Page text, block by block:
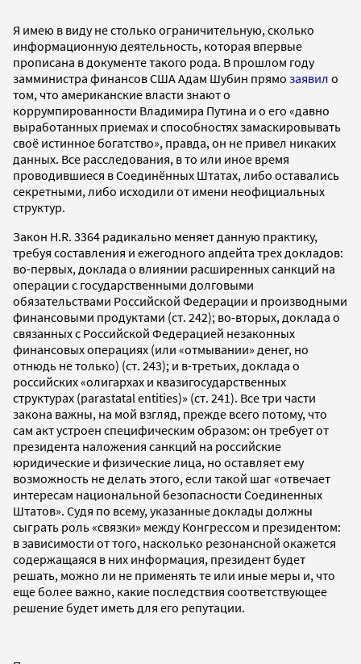
Я имею в виду не столько ограничительную, сколько
информационную деятельность, которая впервые
прописана в документе такого рода. В прошлом году
замминистра финансов США Адам Шубин прямо заявил о
том, что американские власти знают о
коррумпированности Владимира Путина и о его «давно
выработанных приемах и способностях замаскировывать
своё истинное богатство», правда, он не привел никаких
данных. Все расследования, в то или иное время
проводившиеся в Соединённых Штатах, либо оставались
секретными, либо исходили от имени неофициальных
структур.
Закон H.R. 3364 радикально меняет данную практику,
требуя составления и ежегодного апдейта трех докладов:
во-первых, доклада о влиянии расширенных санкций на
операции с государственными долговыми
обязательствами Российской Федерации и производными
финансовыми продуктами (ст. 242); во-вторых, доклада о
связанных с Российской Федерацией незаконных
финансовых операциях (или «отмывании» денег, но
отнюдь не только) (ст. 243); и в-третьих, доклада о
российских «олигархах и квазигосударственных
cтруктурах (parastatal entities)» (ст. 241). Все три части
закона важны, на мой взгляд, прежде всего потому, что
сам акт устроен специфическим образом: он требует от
президента наложения санкций на российские
юридические и физические лица, но оставляет ему
возможность не делать этого, если такой шаг «отвечает
интересам национальной безопасности Соединенных
Штатов». Судя по всему, указанные доклады должны
сыграть роль «связки» между Конгрессом и президентом:
в зависимости от того, насколько резонансной окажется
содержащаяся в них информация, президент будет
решать, можно ли не применять те или иные меры и, что
еще более важно, какие последствия соответствующее
решение будет иметь для его репутации.